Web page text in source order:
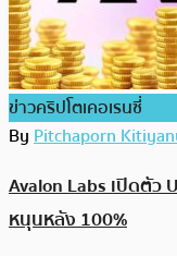
ข่าวคริปโตเคอเรนซี่
ByPitchaporn
Avalon Labs เปิดตัว
หนุนหลัง 100%